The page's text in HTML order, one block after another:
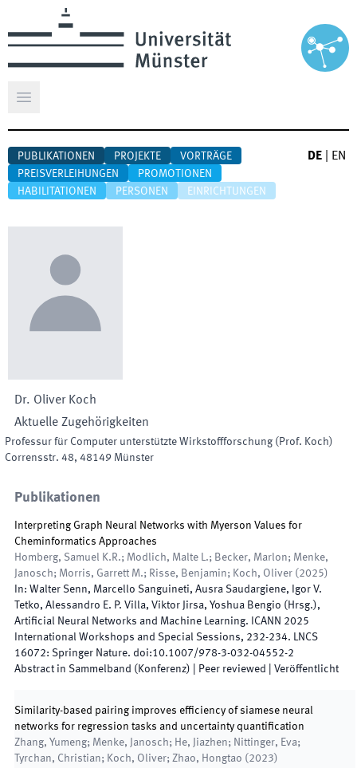
Hauptmenü öffnen
PUBLIKATIONEN PROJEKTE
VORTRÄGE
PREISVERLEIHUNGEN
PROMOTIONEN
HABILITATIONEN
PERSONEN EINRICHTUNGEN
DE EN
Dr. Oliver Koch
Aktuelle Zugehörigkeiten
Professur für Computer unterstützte Wirkstoffforschung (Prof. Koch)
Corrensstr. 48, 48149 Münster
Publikationen
Interpreting Graph Neural Networks with Myerson Values for
Cheminformatics Approaches
Homberg, Samuel K.R.; Modlich, Malte L.; Becker, Marlon; Menke,
Janosch; Morris, Garrett M.; Risse, Benjamin; Koch, Oliver ( 2025)
In: Walter Senn, Marcello Sanguineti, Ausra Saudargiene, Igor V.
Tetko, Alessandro E. P. Villa, Viktor Jirsa, Yoshua Bengio ( Hrsg.),
Artificial Neural Networks and Machine Learning. ICANN 2025
International Workshops and Special Sessions, 232-234. LNCS
16072: Springer Nature. doi:10.1007/978-3-032-04552-2
Abstract in Sammelband (Konferenz) | Peer reviewed Veröffentlicht
Similarity-based pairing improves efficiency of siamese neural
networks for regression tasks and uncertainty quantification
Zhang, Yumeng; Menke, Janosch; He, Jiazhen; Nittinger, Eva;
Tyrchan, Christian; Koch, Oliver; Zhao, Hongtao ( 2023)